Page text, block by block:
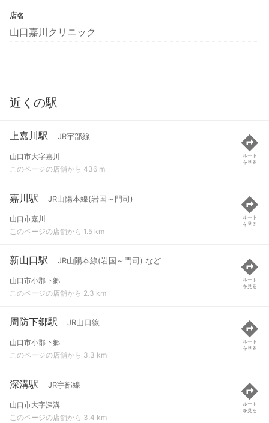
店名
山口嘉川クリニック
近くの駅
上嘉川駅 JR宇部線
山口市大字嘉川
このページの店舗から 436 m
ルート
を見る
嘉川駅 JR山陽本線(岩国～門司)
山口市嘉川
このページの店舗から 1.5 km
ルート
を見る
新山口駅 JR山陽本線(岩国～門司) など
山口市小郡下郷
このページの店舗から 2.3 km
ルート
を見る
周防下郷駅 JR山口線
山口市小郡下郷
このページの店舗から 3.3 km
ルート
を見る
深溝駅 JR宇部線
山口市大字深溝
このページの店舗から 3.4 km
ルート
を見る